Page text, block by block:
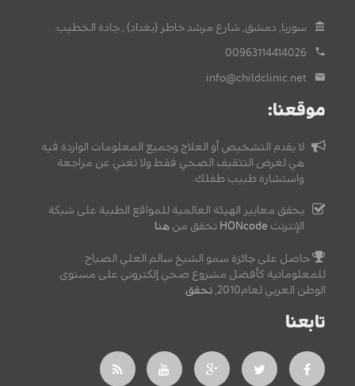
سوريا, دمشق, شارع مرشد خاطر (بغداد) , جادة الخطيب.
00963114414026
info@childclinic.net
موقعنا:
لا يقدم التشخيص أو العلاج وجميع المعلومات الواردة فيه
هي لغرض التثقيف الصحي فقط ولا تغني عن مراجعة
واستشارة طبيب طفلك.
يحقق معايير الهيئة العالمية للمواقع الطبية على شبكة
الإنترنت HONcode تحقق من هنا
حاصل على جائزة سمو الشيخ سالم العلي الصباح
للمعلوماتية كأفضل مشروع صحي إلكتروني على مستوى
الوطن العربي لعام2010,
تحقق
تابعنا